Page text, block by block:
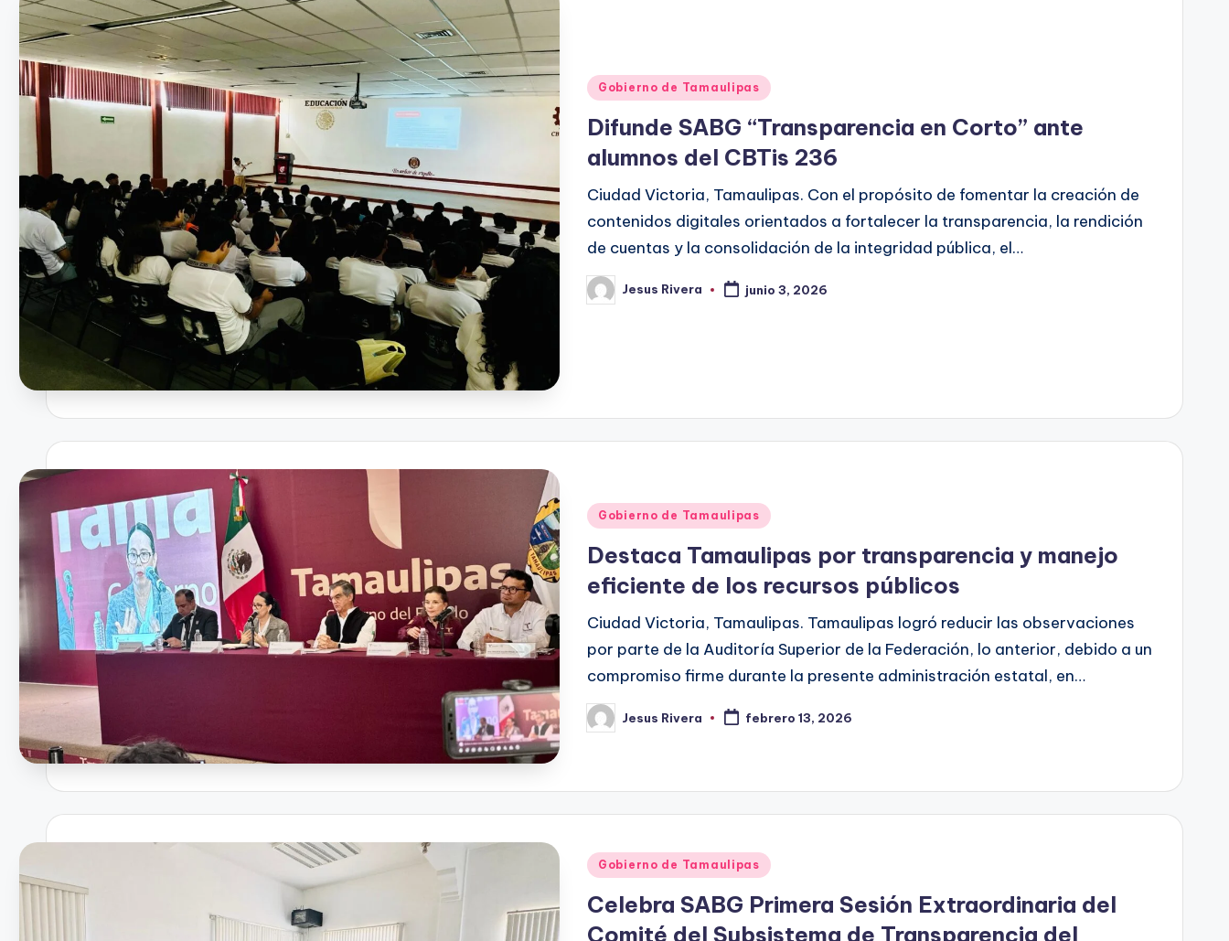
Publicado
Gobierno de Tamaulipas
Difunde SABG “Transparencia en Corto” ante
alumnos del CBTis 236
Ciudad Victoria, Tamaulipas. Con el propósito de fomentar la creación de
contenidos digitales orientados a fortalecer la transparencia, la rendición
de cuentas y la consolidación de la integridad pública, el…
Publicado
por
Jesus Rivera junio 3, 2026
Publicado
Gobierno de Tamaulipas
Destaca Tamaulipas por transparencia y manejo
eficiente de los recursos públicos
Ciudad Victoria, Tamaulipas. Tamaulipas logró reducir las observaciones
por parte de la Auditoría Superior de la Federación, lo anterior, debido a un
compromiso firme durante la presente administración estatal, en…
Publicado
por
Jesus Rivera febrero 13, 2026
Publicado
Gobierno de Tamaulipas
Celebra SABG Primera Sesión Extraordinaria del
Comité del Subsistema de Transparencia del